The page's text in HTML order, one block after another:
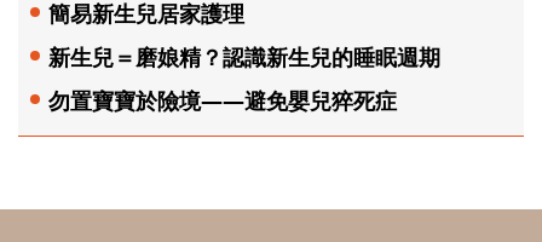
簡易新生兒居家護理
新生兒＝磨娘精？認識新生兒的睡眠週期
勿置寶寶於險境——避免嬰兒猝死症